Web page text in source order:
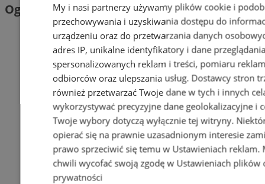
OgłoszeniaMy i nasi partnerzy używamy plików cookie i
przechowywania i uzyskiwania dostępu do
urządzeniu oraz do przetwarzania danych
adres IP, unikalne identyfikatory i dane
spersonalizowanych reklam i treści, pomiaru
odbiorców oraz ulepszania usług. Dostawcy stron
również przetwarzać Twoje dane w tych i innych
wykorzystywać precyzyjne dane geolokalizacyjne i
Twoje wybory dotyczą wyłącznie tej witryny.
opierać się na prawnie uzasadnionym interesie
prawo sprzeciwić się temu w Ustawieniach reklam.
chwili wycofać swoją zgodę w Ustawieniach plików
prywatności